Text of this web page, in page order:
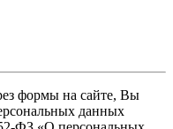
формы на сайте, Вы
данных